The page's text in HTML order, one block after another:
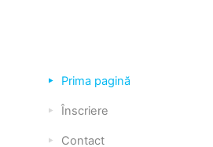
Prima pagină
Înscriere
Contact